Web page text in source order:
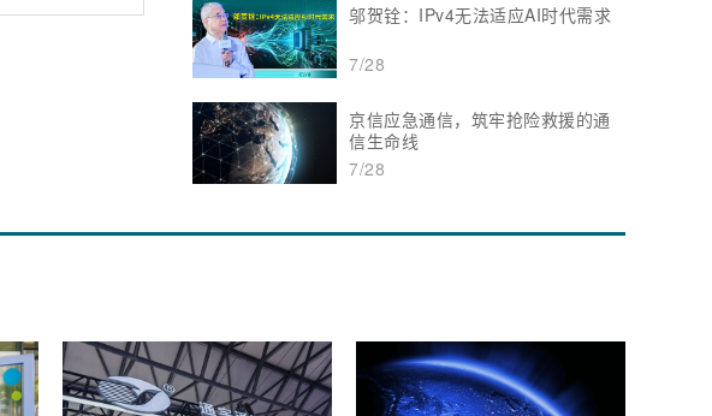
邬贺铨：IPv4无法适应AI时代需求
7/28
京信应急通信，筑牢抢险救援的通
信生命线
7/28